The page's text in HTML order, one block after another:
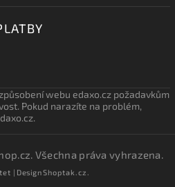
webu edaxo.cz požadavkům
Pokud narazíte na problém,
. Všechna práva vyhrazena.
| DesignShoptak.cz.